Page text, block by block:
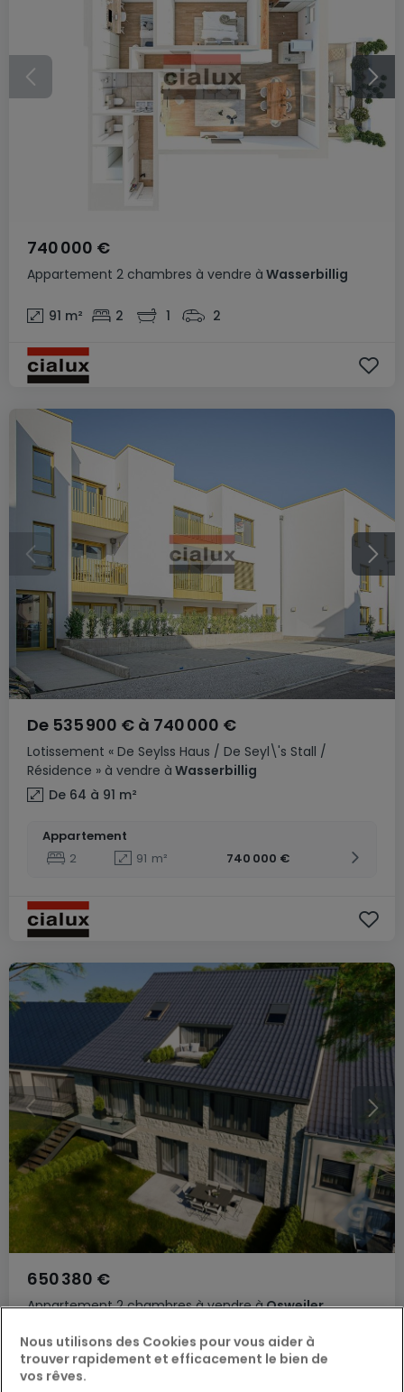
Appartement 2 chambres à vendre à Wasserbillig
740 000 €
91 m² 2 1 2
Lotissement « De Seylss Haus / De Seyl\'s Stall /
Résidence » à vendre à Wasserbillig
De 535 900 € à 740 000 €
De 64 à 91 m²
Appartement
2
91 m² 740 000 €
Appartement 2 chambresà vendre àOsweiler
650 380 €
102 m² 2 1
Nous utilisons des Cookies pour vous aider à
trouver rapidement et efficacement le bien de
vos rêves.